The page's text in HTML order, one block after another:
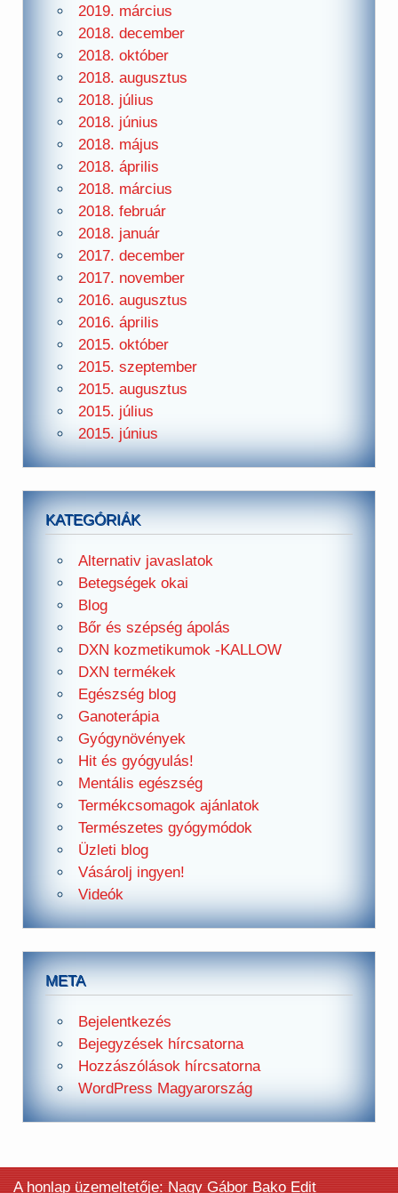
2019. március
2018. december
2018. október
2018. augusztus
2018. július
2018. június
2018. május
2018. április
2018. március
2018. február
2018. január
2017. december
2017. november
2016. augusztus
2016. április
2015. október
2015. szeptember
2015. augusztus
2015. július
2015. június
KATEGÓRIÁK
Alternativ javaslatok
Betegségek okai
Blog
Bőr és szépség ápolás
DXN kozmetikumok -KALLOW
DXN termékek
Egészség blog
Ganoterápia
Gyógynövények
Hit és gyógyulás!
Mentális egészség
Termékcsomagok ajánlatok
Természetes gyógymódok
Üzleti blog
Vásárolj ingyen!
Videók
META
Bejelentkezés
Bejegyzések hírcsatorna
Hozzászólások hírcsatorna
WordPress Magyarország
A honlap üzemeltetője: Nagy Gábor Bako Edit